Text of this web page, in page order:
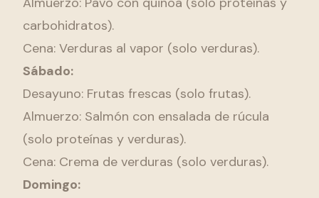
carbohidratos).
Cena: Verduras al vapor (solo verduras).
Sábado:
Desayuno: Frutas frescas (solo frutas).
Almuerzo: Salmón con ensalada de rúcula
(solo proteínas y verduras).
Cena: Crema de verduras (solo verduras).
Domingo: